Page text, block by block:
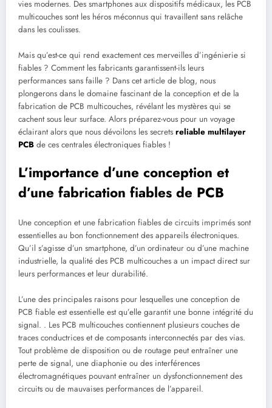
vies modernes. Des smartphones aux dispositifs médicaux, les PCB
multicouches sont les héros méconnus qui travaillent sans relâche
dans les coulisses.
Mais qu’est-ce qui rend exactement ces merveilles d’ingénierie si
fiables ? Comment les fabricants garantissent-ils leurs
performances sans faille ? Dans cet article de blog, nous
plongerons dans le domaine fascinant de la conception et de la
fabrication de PCB multicouches, révélant les mystères qui se
cachent sous leur surface. Alors préparez-vous pour un voyage
éclairant alors que nous dévoilons les secrets reliable multilayer
PCB de ces centrales électroniques fiables !
L’importance d’une conception et
d’une fabrication fiables de PCB
Une conception et une fabrication fiables de circuits imprimés sont
essentielles au bon fonctionnement des appareils électroniques.
Qu’il s’agisse d’un smartphone, d’un ordinateur ou d’une machine
industrielle, la qualité des PCB multicouches a un impact direct sur
leurs performances et leur durabilité.
L’une des principales raisons pour lesquelles une conception de
PCB fiable est essentielle est qu’elle garantit une bonne intégrité du
signal. . Les PCB multicouches contiennent plusieurs couches de
traces conductrices et de composants interconnectés par des vias.
Tout problème de disposition ou de routage peut entraîner une
perte de signal, une diaphonie ou des interférences
électromagnétiques pouvant entraîner un dysfonctionnement des
circuits ou de mauvaises performances de l’appareil.